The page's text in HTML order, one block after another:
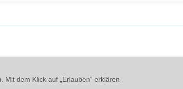
dem Klick auf „Erlauben“ erklären